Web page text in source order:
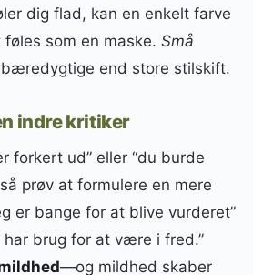
dig flad, kan en enkelt farve
som en maske. Små
end store stilskift.
indre kritiker
forkert ud” eller “du burde
prøv at formulere en mere
er bange for at blive vurderet”
brug for at være i fred.”
—og mildhed skaber